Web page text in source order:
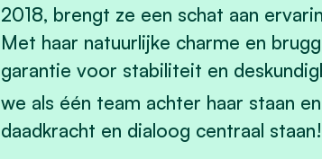
2018, brengt ze een schat aan
Met haar natuurlijke charme en
garantie voor stabiliteit en
we als één team achter haar staan
daadkracht en dialoog centraal staan!